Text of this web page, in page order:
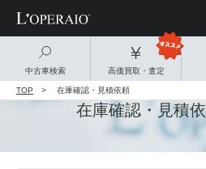
中古車検索 高価買取・査定
TOP 在庫確認・見積依頼
在庫確認・見積